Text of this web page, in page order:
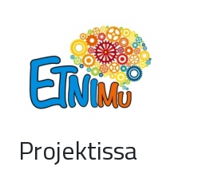
Projektissa